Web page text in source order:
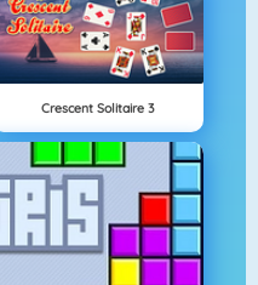
Crescent Solitaire 3